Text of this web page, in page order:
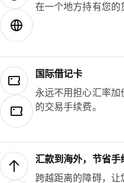
在一个地方持有您的
国际借记卡
永远不用担心汇率
的交易手续费。
汇款到海外，节省手
跨越距离的障碍，让